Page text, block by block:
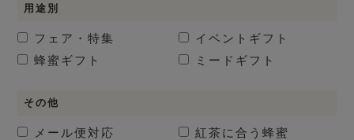
用途別
フェア・特集
イベントギフト
蜂蜜ギフト
ミードギフト
その他
メール便対応 紅茶に合う蜂蜜